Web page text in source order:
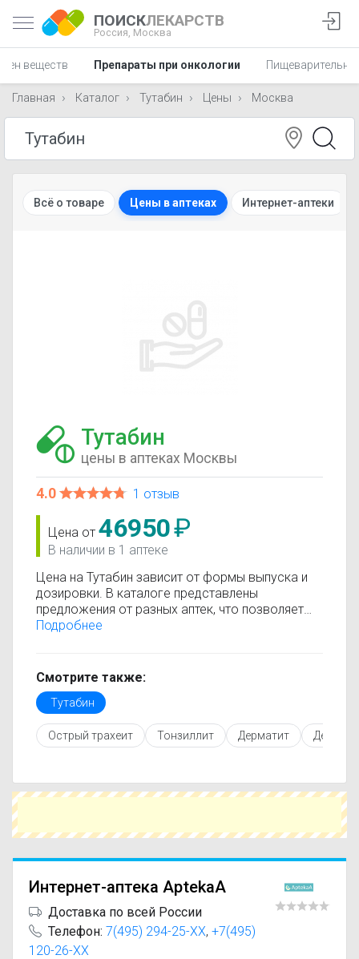
ПОИСКЛЕКАРСТВ
Россия, Москва
веществ Препараты при онкологии
Главная Каталог Тутабин Цены Москва
Всё о товаре Цены в аптеках Интернет-аптеки
Тутабин
цены в аптеках Москвы
4.0 1 отзыв
Цена от 46950₽
В наличии в 1 аптеке
Цена на Тутабин зависит от формы выпуска и
дозировки. В каталоге представлены
предложения от разных аптек, что позволяет
быстро найти, где купить Тутабин по
только актуальные данные.
Перед покупкой рекомендуется ознакомиться с
инструкцией по применению, показаниями и
противопоказаниями. При необходимости вы
можете подобрать аналоги Тутабин с похожим
Чтобы купить Тутабин в ближайшей аптеке,
укажите свой город и сравните предложения.
оптимальный вариант по цене и наличию.
Подробнее
Смотрите также:
Тутабин
Острый трахеит Тонзиллит Дерматит
Интернет-аптека AptekaA
Доставка по всей России
Телефон: 7(495) 294-25-XX, +7(495)
120-26-XX